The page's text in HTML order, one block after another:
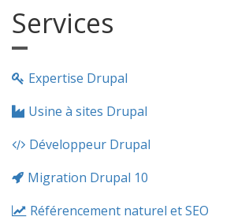
Services
Expertise Drupal
Usine à sites Drupal
Développeur Drupal
Migration Drupal 10
Référencement naturel et SEO